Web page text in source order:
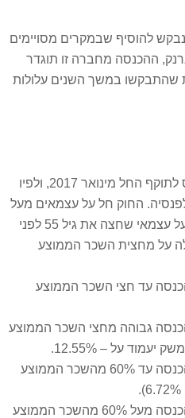
להוסיף שבמקרים מסויימים
ההכנסה מחברה זו תוגדר
במשך השנים עלולות
חוק פנסיה חובה לעצמאים נכנס לתוקף החל מינואר 2017, ולפיו
החוק חל על עצמאים מעל
חצי שנה בגילאי 21-60 (לא חל על עצמאי שחצה את גיל 55 לפני
על מחצית השכר הממוצע
עד חצי השכר הממוצע
גבוהה מחצי השכר הממוצע
על – 12.55%.
שיעור דמי ביטוח לאומי לבעלי הכנסה עד 60% מהשכר הממוצע
שיעור דמי ביטוח לאומי לבעלי הכנסה מעל 60% מהשכר הממוצע